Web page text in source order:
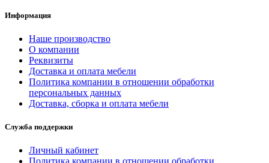
Информация
Наше производство
О компании
Реквизиты
Доставка и оплата мебели
Политика компании в отношении обработки
персональных данных
Доставка, сборка и оплата мебели
Служба поддержки
Личный кабинет